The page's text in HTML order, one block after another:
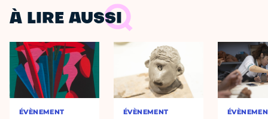
À LIRE AUSSI
ÉVÈNEMENT ÉVÈNEMENT